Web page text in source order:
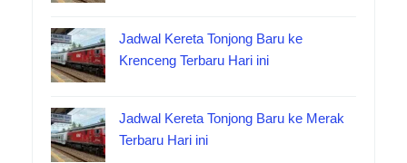
Jadwal Kereta Tonjong Baru ke
Krenceng Terbaru Hari ini
Jadwal Kereta Tonjong Baru ke Merak
Terbaru Hari ini